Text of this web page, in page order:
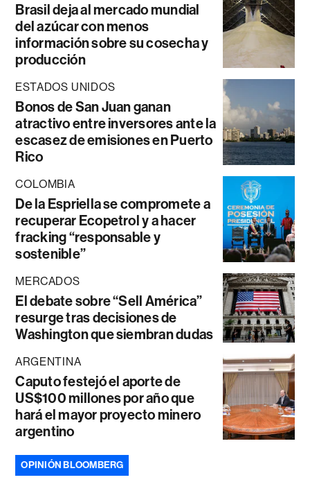
Brasil deja al mercado mundial
del azúcar con menos
información sobre su cosecha y
producción
ESTADOS UNIDOS
Bonos de San Juan ganan
atractivo entre inversores ante la
escasez de emisiones en Puerto
Rico
COLOMBIA
De la Espriella se compromete a
recuperar Ecopetrol y a hacer
fracking “responsable y
sostenible”
MERCADOS
El debate sobre “Sell América”
resurge tras decisiones de
Washington que siembran dudas
ARGENTINA
Caputo festejó el aporte de
US$100 millones por año que
hará el mayor proyecto minero
argentino
OPINIÓN BLOOMBERG